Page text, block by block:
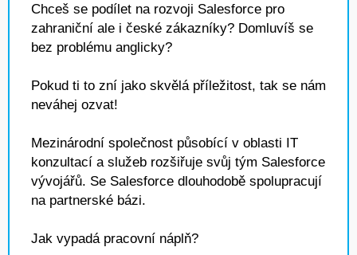
Chceš se podílet na rozvoji Salesforce pro
zahraniční ale i české zákazníky? Domluvíš se
bez problému anglicky?
Pokud ti to zní jako skvělá příležitost, tak se nám
neváhej ozvat!
Mezinárodní společnost působící v oblasti IT
konzultací a služeb rozšiřuje svůj tým Salesforce
vývojářů. Se Salesforce dlouhodobě spolupracují
na partnerské bázi.
Jak vypadá pracovní náplň?